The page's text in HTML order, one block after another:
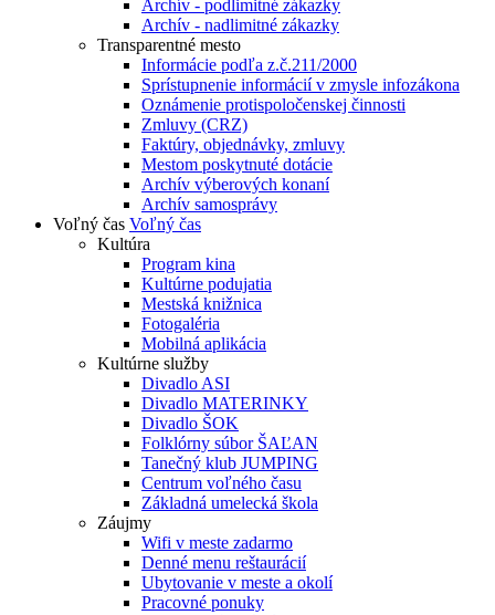
Archív - podlimitné zákazky
Archív - nadlimitné zákazky
Transparentné mesto
Informácie podľa z.č.211/2000
Sprístupnenie informácií v zmysle infozákona
Oznámenie protispoločenskej činnosti
Zmluvy (CRZ)
Faktúry, objednávky, zmluvy
Mestom poskytnuté dotácie
Archív výberových konaní
Archív samosprávy
Voľný čas Voľný čas
Kultúra
Program kina
Kultúrne podujatia
Mestská knižnica
Fotogaléria
Mobilná aplikácia
Kultúrne služby
Divadlo ASI
Divadlo MATERINKY
Divadlo ŠOK
Folklórny súbor ŠAĽAN
Tanečný klub JUMPING
Centrum voľného času
Základná umelecká škola
Záujmy
Wifi v meste zadarmo
Denné menu reštaurácií
Ubytovanie v meste a okolí
Pracovné ponuky